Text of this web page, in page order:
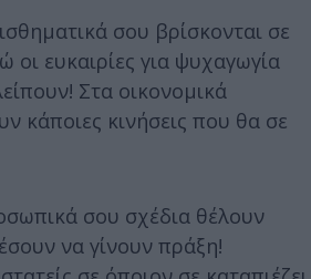
σου βρίσκονται σε
οι ευκαιρίες για ψυχαγωγία
Στα οικονομικά
κάποιες κινήσεις που θα σε
σου σχέδια θέλουν
να γίνουν πράξη!